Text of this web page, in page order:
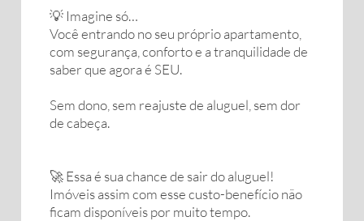
💡 Imagine só…
Você entrando no seu próprio apartamento,
com segurança, conforto e a tranquilidade de
saber que agora é SEU.
Sem dono, sem reajuste de aluguel, sem dor
de cabeça.
🚀 Essa é sua chance de sair do aluguel!
Imóveis assim com esse custo-benefício não
ficam disponíveis por muito tempo.